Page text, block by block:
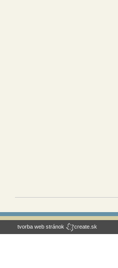
tvorba web stránok create.sk